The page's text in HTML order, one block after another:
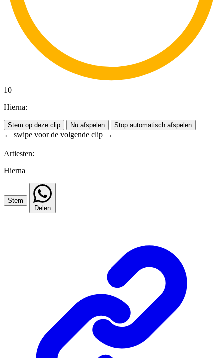
10
Hierna:
Stem op deze clip Nu afspelen Stop automatisch afspelen
← swipe voor de volgende clip →
Artiesten:
Hierna
Stem
Delen